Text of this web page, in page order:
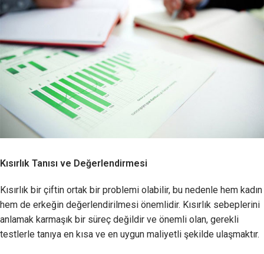
Kısırlık Tanısı ve Değerlendirmesi
Kısırlık bir çiftin ortak bir problemi olabilir, bu nedenle hem kadın
hem de erkeğin değerlendirilmesi önemlidir. Kısırlık sebeplerini
anlamak karmaşık bir süreç değildir ve önemli olan, gerekli
testlerle tanıya en kısa ve en uygun maliyetli şekilde ulaşmaktır.